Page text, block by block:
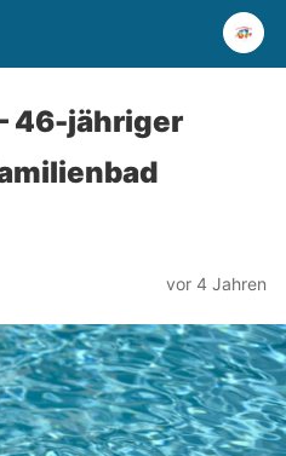
46-jähriger
vor 4 Jahren